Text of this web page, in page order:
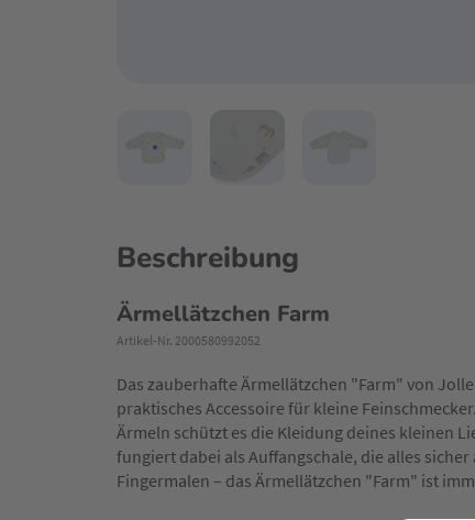
Beschreibung
Ärmellätzchen Farm
Artikel-Nr. 2000580992052
Das zauberhafte Ärmellätzchen "Farm" von
praktisches Accessoire für kleine
Ärmeln schützt es die Kleidung deines kleinen
fungiert dabei als Auffangschale, die alles
Fingermalen – das Ärmellätzchen "Farm" ist